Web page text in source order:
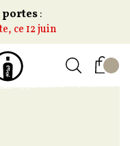
portes:
ce 12 juin